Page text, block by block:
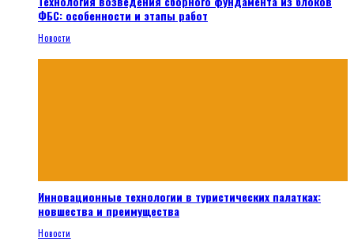
ФБС: особенности и этапы работ
Новости
Инновационные технологии в туристических палатках:
новшества и преимущества
Новости